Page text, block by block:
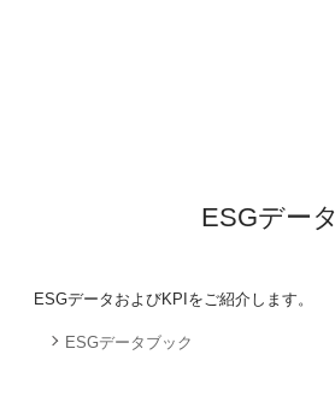
ESGデータ
ESGデータおよびKPIをご紹介します。
ESGデータブック